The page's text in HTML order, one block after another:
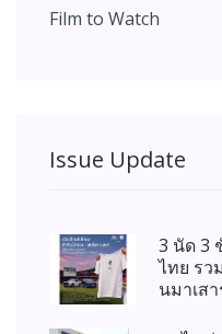
Film to Watch
Issue Update
3 นัด 3
ไทย รว
นมาเส